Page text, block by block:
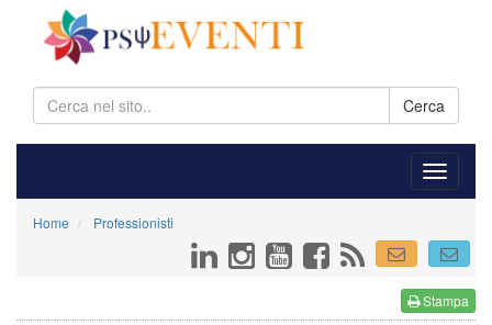
Cerca
Home Professionisti
Stampa